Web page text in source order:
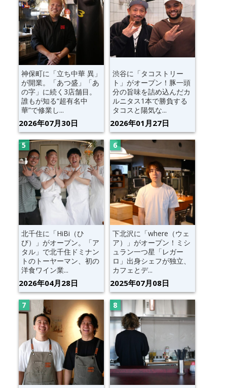
神保町に「立ち中華 異」
が開業。「あつ盛」「あ
の字」に続く3店舗目。
誰もが知る“超有名中
華”で修業し...
2026年07月30日
渋谷に「タコストリー
ト」がオープン！豚一頭
分の旨味を詰め込んだカ
ルニタス1本で勝負する
タコスと陽気な...
2026年01月27日
北千住に「HiBi（ひ
び）」がオープン。「ア
タル」で北千住ドミナン
トのトーヤーマン、初の
洋食ワイン業...
2026年04月28日
下北沢に「where（ウェ
ア）」がオープン！ミシ
ュラン一つ星「レガー
ロ」出身シェフが独立、
カフェとデ...
2025年07月08日